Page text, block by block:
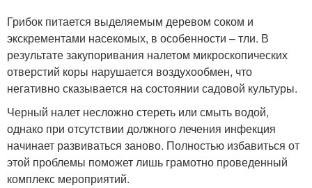
Грибок питается выделяемым деревом соком и
экскрементами насекомых, в особенности – тли. В
результате закупоривания налетом микроскопических
отверстий коры нарушается воздухообмен, что
негативно сказывается на состоянии садовой культуры.
Черный налет несложно стереть или смыть водой,
однако при отсутствии должного лечения инфекция
начинает развиваться заново. Полностью избавиться от
этой проблемы поможет лишь грамотно проведенный
комплекс мероприятий.